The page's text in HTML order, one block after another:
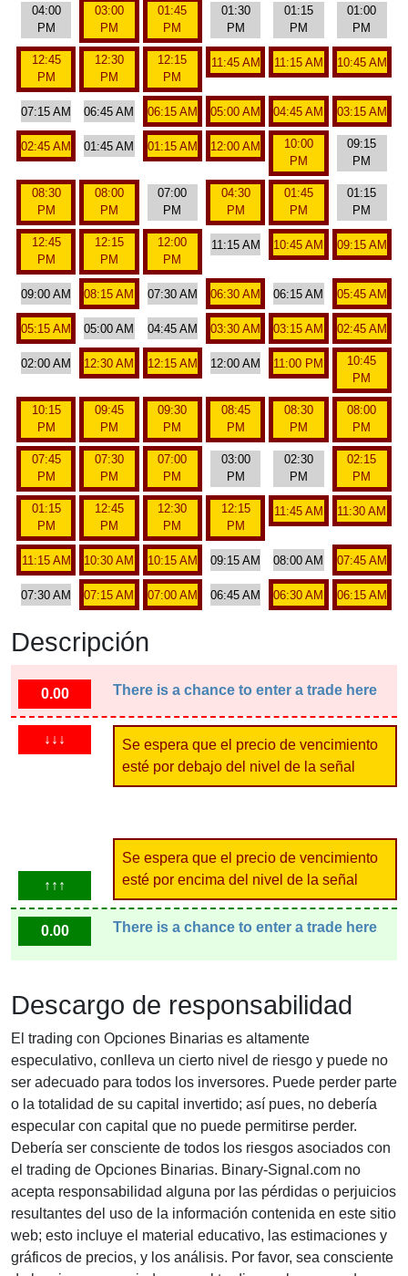
04:00
PM
03:00
PM
01:45
PM
01:30
PM
01:15
PM
01:00
PM
12:45
PM
12:30
PM
12:15
PM
11:45 AM 11:15 AM 10:45 AM
07:15 AM 06:45 AM 06:15 AM 05:00 AM 04:45 AM 03:15 AM
02:45 AM 01:45 AM 01:15 AM 12:00 AM
10:00
PM
09:15
PM
08:30
PM
08:00
PM
07:00
PM
04:30
PM
01:45
PM
01:15
PM
12:45
PM
12:15
PM
12:00
PM
11:15 AM 10:45 AM 09:15 AM
09:00 AM 08:15 AM 07:30 AM 06:30 AM 06:15 AM 05:45 AM
05:15 AM 05:00 AM 04:45 AM 03:30 AM 03:15 AM 02:45 AM
02:00 AM 12:30 AM 12:15 AM 12:00 AM 11:00 PM
10:45
PM
10:15
PM
09:45
PM
09:30
PM
08:45
PM
08:30
PM
08:00
PM
07:45
PM
07:30
PM
07:00
PM
03:00
PM
02:30
PM
02:15
PM
01:15
PM
12:45
PM
12:30
PM
12:15
PM
11:45 AM 11:30 AM
11:15 AM 10:30 AM 10:15 AM 09:15 AM 08:00 AM 07:45 AM
07:30 AM 07:15 AM 07:00 AM 06:45 AM 06:30 AM 06:15 AM
Descripción
0.00 There is a chance to enter a trade here
↓↓↓
Se espera que el precio de vencimiento
esté por debajo del nivel de la señal
↑↑↑
Se espera que el precio de vencimiento
esté por encima del nivel de la señal
0.00 There is a chance to enter a trade here
Descargo de responsabilidad
El trading con Opciones Binarias es altamente
especulativo, conlleva un cierto nivel de riesgo y puede no
ser adecuado para todos los inversores. Puede perder parte
o la totalidad de su capital invertido; así pues, no debería
especular con capital que no puede permitirse perder.
Debería ser consciente de todos los riesgos asociados con
el trading de Opciones Binarias. Binary-Signal.com no
acepta responsabilidad alguna por las pérdidas o perjuicios
resultantes del uso de la información contenida en este sitio
web; esto incluye el material educativo, las estimaciones y
gráficos de precios, y los análisis. Por favor, sea consciente